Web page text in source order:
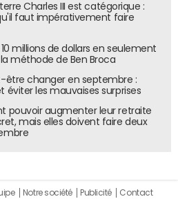
Charles III est catégorique :
faut impérativement faire
millions de dollars en seulement
méthode de Ben Broca
être changer en septembre :
les mauvaises surprises
pouvoir augmenter leur retraite
mais elles doivent faire deux
Notre société Publicité Contact